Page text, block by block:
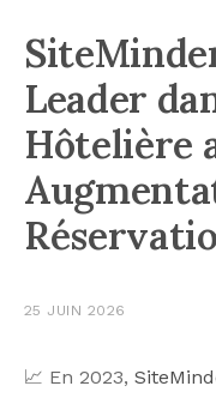
Leader
Hôtelière
25 JUIN 2026
📈 En 2023,